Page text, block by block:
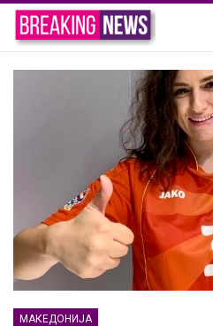
МАКЕДОНИЈА